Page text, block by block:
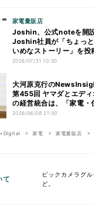
家電量販店
Joshin、公式noteを
Joshin社員が「ちょっ
いめなストーリー」を投
2026/07/31 10:30
大河原克行の
第455回 ヤマダとエディ
の経営統合は、「家電・
い・環境の三位一体」で
2026/06/08 21:00
+Digital 家電 家電量販店
て
ビックカメラグ
ど。